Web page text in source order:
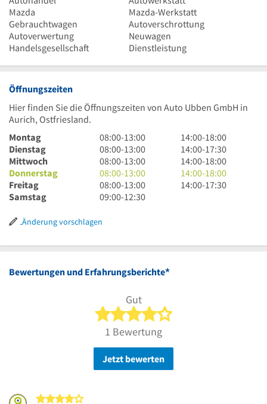
Mazda
Mazda-Werkstatt
Gebrauchtwagen
Autoverschrottung
Autoverwertung
Neuwagen
Handelsgesellschaft
Dienstleistung
Öffnungszeiten
Hier finden Sie die Öffnungszeiten von Auto Ubben GmbH in
Aurich, Ostfriesland.
Montag
8
Uhr
bis
13
Uhr
08:00-13:00
14
Uhr
bis
18
Uhr
14:00-18:00
Dienstag
8
Uhr
bis
13
Uhr
08:00-13:00
14
Uhr
bis
17
14:00-17:30
Mittwoch
8
Uhr
bis
13
08:00-13:00
14
Uhr
bis
14:00-18:00
Donnerstag
8
Uhr
bis
Uhr
08:00-13:00
14
Uhr
14:00-18:00
Freitag
8
Uhr
13
08:00-13:00
14
30
14:00-17:30
Samstag
9
bis
Uhr
09:00-12:30
Änderung vorschlagen
Bewertungen und Erfahrungsberichte*
Gut
4 von 5 Sternen
1 Bewertung
Jetzt bewerten